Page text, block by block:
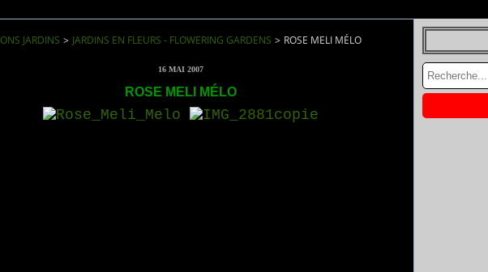
JARDINS > JARDINS EN FLEURS - FLOWERING GARDENS > ROSE MELI MÉLO
16 MAI 2007
ROSE MELI MÉLO